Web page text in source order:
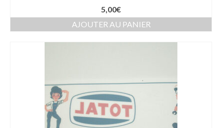
5,00€
AJOUTER AU PANIER